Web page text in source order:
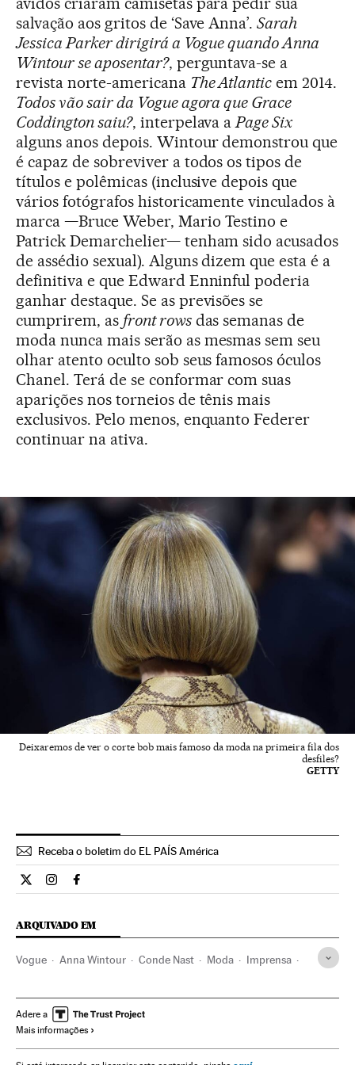
salvação aos gritos de ‘Save Anna’.Sarah
Jessica Parker dirigirá a Vogue quando Anna
Wintour se aposentar?, perguntava-se a
revista norte-americana The Atlantic em 2014.
Todos vão sair da Vogue agora que Grace
Coddington saiu?, interpelava aPage Six
alguns anos depois. Wintour demonstrou que
é capaz de sobreviver a todos os tipos de
títulos e polêmicas (inclusive depois que
vários fotógrafos historicamente vinculados à
marca —Bruce Weber, Mario Testino e
Patrick Demarchelier— tenham sido acusados
de assédio sexual). Alguns dizem que esta é a
definitiva e que Edward Enninful poderia
ganhar destaque. Se as previsões se
cumprirem, as front rowsdas semanas de
moda nunca mais serão as mesmas sem seu
olhar atento oculto sob seus famosos óculos
Chanel. Terá de se conformar com suas
aparições nos torneios de tênis mais
exclusivos. Pelo menos, enquanto Federer
continuar na ativa.
Deixaremos de ver o corte bob mais famoso da moda na primeira fila dos
desfiles?
GETTY
Receba o boletim do EL PAÍS América
Estilo El País Brasil en Twitter
Estilo El País Brasil en Instagram
Estilo El País Brasil en Facebook
ARQUIVADO EM
Vogue Anna Wintour Conde Nast Moda Imprensa
Economia Indústria Comunicação
Estilo de vida
Adere a
Mais informações